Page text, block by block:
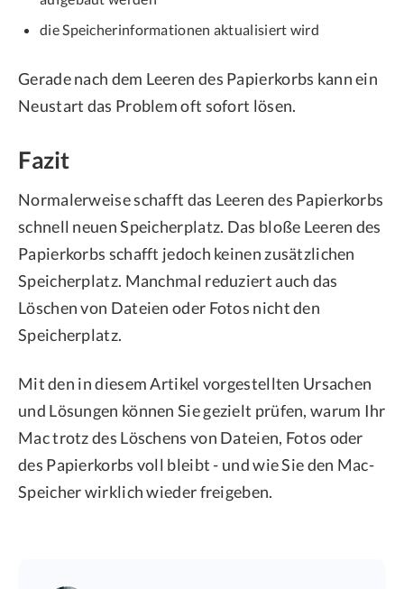
die Speicherinformationen aktualisiert wird
Gerade nach dem Leeren des Papierkorbs kann ein
Neustart das Problem oft sofort lösen.
Fazit
Normalerweise schafft das Leeren des Papierkorbs
schnell neuen Speicherplatz. Das bloße Leeren des
Papierkorbs schafft jedoch keinen zusätzlichen
Speicherplatz. Manchmal reduziert auch das
Löschen von Dateien oder Fotos nicht den
Speicherplatz.
Mit den in diesem Artikel vorgestellten Ursachen
und Lösungen können Sie gezielt prüfen, warum Ihr
Mac trotz des Löschens von Dateien, Fotos oder
des Papierkorbs voll bleibt - und wie Sie den Mac-
Speicher wirklich wieder freigeben.